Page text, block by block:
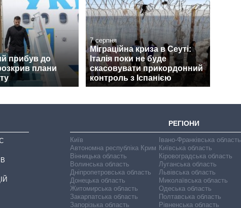
прибув до
плани
7 серпня
Міграційна криза в Сеуті:
Італія поки не буде
скасовувати прикордонний
контроль з Іспанією
РЕГІОНИ
Київ
Автономна республіка Крим
Вінницька область
Волинська область
Дніпропетровська область
Донецька область
Житомирська область
Закарпатська область
Запорізька область
Івано-Франківська область
Київська область
Кіровоградська область
Луганська область
Львівська область
Миколаївська область
Одеська область
Полтавська область
Рівненська область